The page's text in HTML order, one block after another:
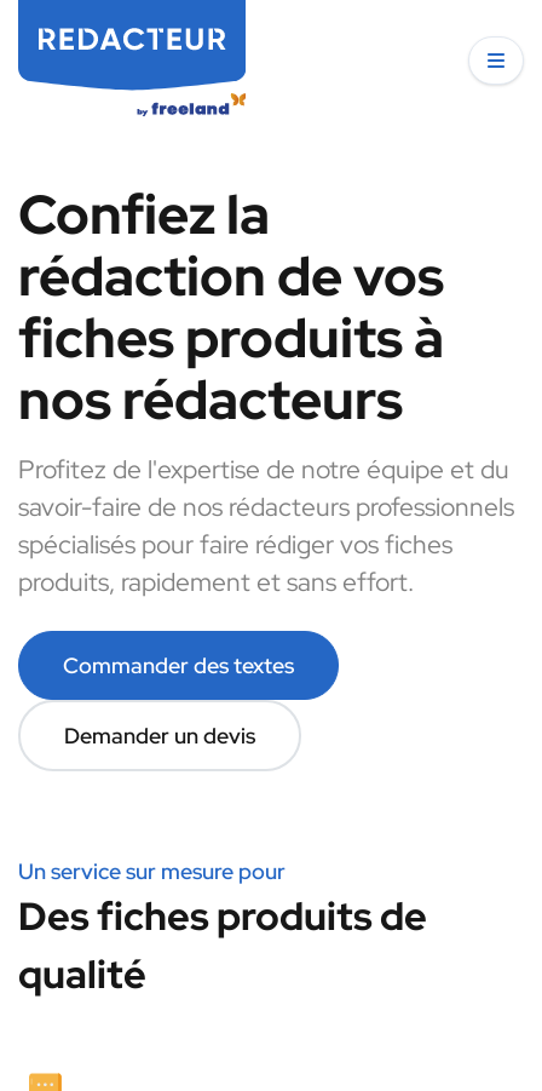
Confiez la
rédaction de vos
fiches produits à
nos rédacteurs
Profitez de l'expertise de notre équipe et du
savoir-faire de nos rédacteurs professionnels
spécialisés pour faire rédiger vos fiches
produits, rapidement et sans effort.
Commander des textes
Demander un devis
Un service sur mesure pour
Des fiches produits de
qualité